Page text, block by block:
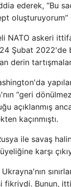
ederek, “Bu
oluşturuyorum”
NATO askeri
24 Şubat 2022'de
derin
“geri
açıklanmış
kaçınmıştı.
ile savaş
karşı
Bunun,